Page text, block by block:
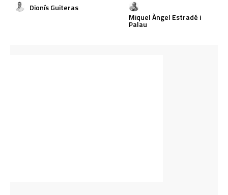
Dionís Guiteras
Miquel Àngel Estradé i
Palau